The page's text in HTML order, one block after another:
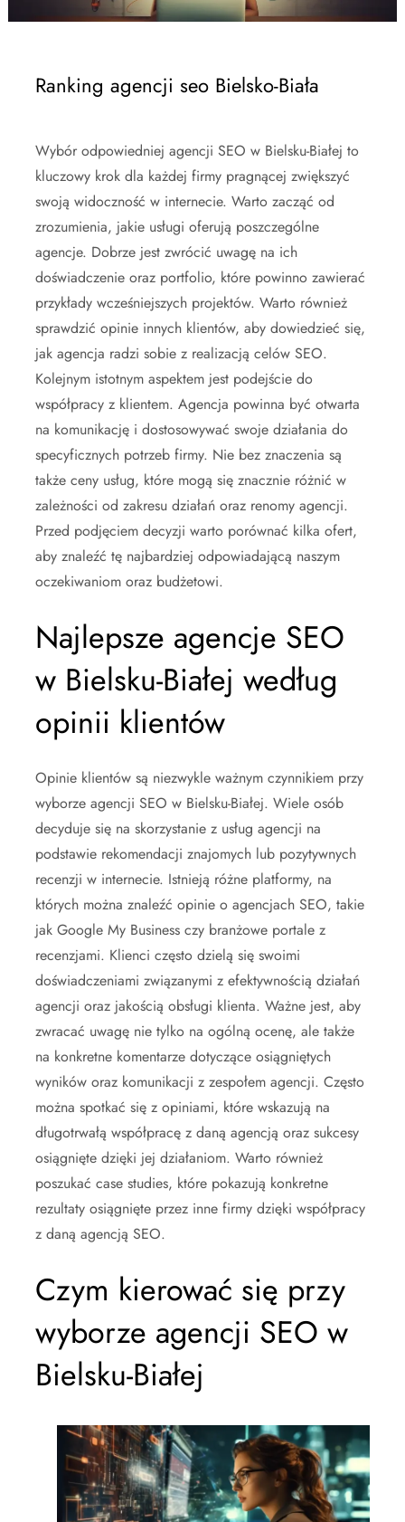
Ranking agencji seo Bielsko-Biała
Wybór odpowiedniej agencji SEO w Bielsku-Białej to
kluczowy krok dla każdej firmy pragnącej zwiększyć
swoją widoczność w internecie. Warto zacząć od
zrozumienia, jakie usługi oferują poszczególne
agencje. Dobrze jest zwrócić uwagę na ich
doświadczenie oraz portfolio, które powinno zawierać
przykłady wcześniejszych projektów. Warto również
sprawdzić opinie innych klientów, aby dowiedzieć się,
jak agencja radzi sobie z realizacją celów SEO.
Kolejnym istotnym aspektem jest podejście do
współpracy z klientem. Agencja powinna być otwarta
na komunikację i dostosowywać swoje działania do
specyficznych potrzeb firmy. Nie bez znaczenia są
także ceny usług, które mogą się znacznie różnić w
zależności od zakresu działań oraz renomy agencji.
Przed podjęciem decyzji warto porównać kilka ofert,
aby znaleźć tę najbardziej odpowiadającą naszym
oczekiwaniom oraz budżetowi.
Najlepsze agencje SEO
w Bielsku-Białej według
opinii klientów
Opinie klientów są niezwykle ważnym czynnikiem przy
wyborze agencji SEO w Bielsku-Białej. Wiele osób
decyduje się na skorzystanie z usług agencji na
podstawie rekomendacji znajomych lub pozytywnych
recenzji w internecie. Istnieją różne platformy, na
których można znaleźć opinie o agencjach SEO, takie
jak Google My Business czy branżowe portale z
recenzjami. Klienci często dzielą się swoimi
doświadczeniami związanymi z efektywnością działań
agencji oraz jakością obsługi klienta. Ważne jest, aby
zwracać uwagę nie tylko na ogólną ocenę, ale także
na konkretne komentarze dotyczące osiągniętych
wyników oraz komunikacji z zespołem agencji. Często
można spotkać się z opiniami, które wskazują na
długotrwałą współpracę z daną agencją oraz sukcesy
osiągnięte dzięki jej działaniom. Warto również
poszukać case studies, które pokazują konkretne
rezultaty osiągnięte przez inne firmy dzięki współpracy
z daną agencją SEO.
Czym kierować się przy
wyborze agencji SEO w
Bielsku-Białej